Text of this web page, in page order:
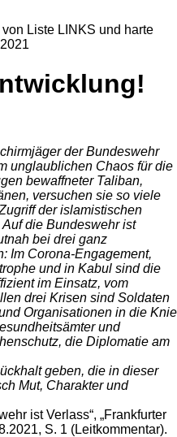
von Liste LINKS und harte
der Bundeswehr
unglaublichen Chaos für die
bewaffneter Taliban,
versuchen sie so viele
der islamistischen
die Bundeswehr ist
bei drei ganz
Im Corona-Engagement,
und in Kabul sind die
im Einsatz, vom
drei Krisen sind Soldaten
Organisationen in die Knie
und
die Diplomatie am
geben, die in dieser
Mut, Charakter und
ist Verlass“, „Frankfurter
S. 1 (Leitkommentar).